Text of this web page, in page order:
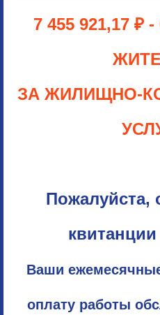
7 455 921,17 ₽ -
ЗА ЖИЛИЩНО-
Пожалуйста,
Ваши
оплату работы